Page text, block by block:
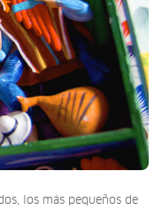
los más pequeños de